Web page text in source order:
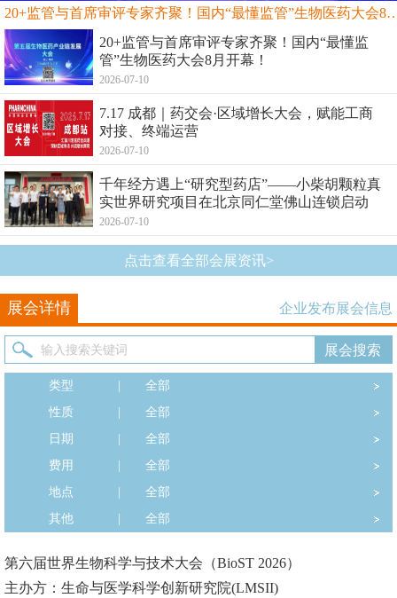
20+监管与首席审评专家齐聚！国内“最
20+监管与首席审评专家齐聚！国内“最懂监
管”生物医药大会8月开幕！
2026-07-10
7.17 成都｜药交会·区域增长大会，赋能工商
对接、终端运营
2026-07-10
千年经方遇上“研究型药店”——小柴胡颗粒真
实世界研究项目在北京同仁堂佛山连锁启动
2026-07-10
点击查看全部会展资讯>
展会详情 企业发布展会信息
类型
全部
性质
全部
日期
全部
费用
全部
地点
全部
其他
全部
第六届世界生物科学与技术大会（BioST 2026）
主办方：生命与医学科学创新研究院(LMSII)